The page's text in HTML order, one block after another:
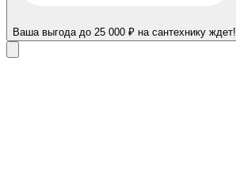
Ваша выгода до 25 000 ₽ на сантехнику ждет!